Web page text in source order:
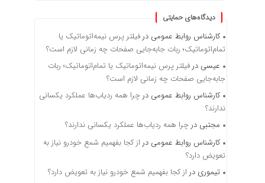
دیدگاه‌های حمایتی
کارشناس روابط عمومی در فیلتر پرس نیمه‌اتوماتیک یا
تمام‌اتوماتیک؛ ربات جابه‌جایی صفحات چه زمانی لازم است؟
عیسی در فیلتر پرس نیمه‌اتوماتیک یا تمام‌اتوماتیک؛ ربات
جابه‌جایی صفحات چه زمانی لازم است؟
کارشناس روابط عمومی در چرا همه ردیاب‌ها عملکرد یکسانی
ندارند؟
مجتبی در چرا همه ردیاب‌ها عملکرد یکسانی ندارند؟
کارشناس روابط عمومی در از کجا بفهمیم شمع خودرو نیاز به
تعویض دارد؟
تیموری در از کجا بفهمیم شمع خودرو نیاز به تعویض دارد؟